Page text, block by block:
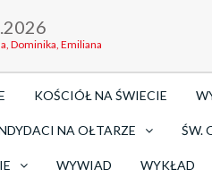
Dominika, Emiliana
KOŚCIÓŁ NA ŚWIECIE
NA OŁTARZE ŚW.
WYWIAD WYKŁAD